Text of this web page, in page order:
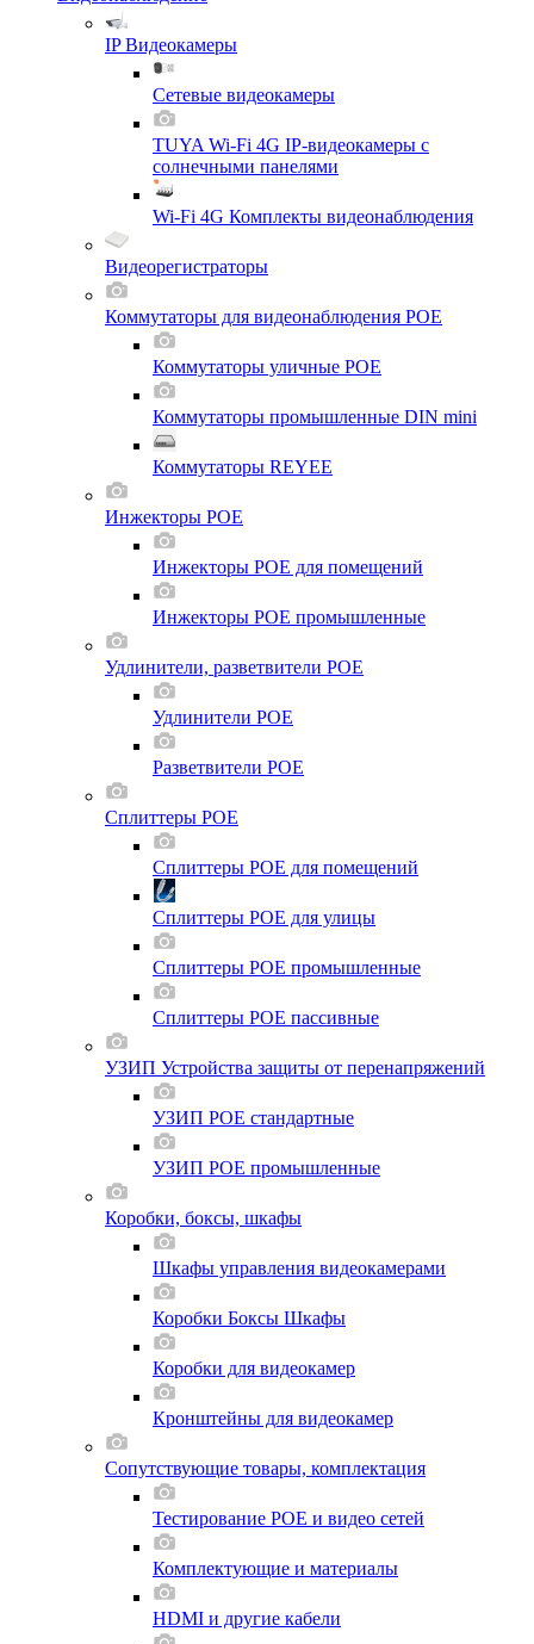
IP Видеокамеры
Сетевые видеокамеры
TUYA Wi-Fi 4G IP-видеокамеры с
солнечными панелями
Wi-Fi 4G Комплекты видеонаблюдения
Видеорегистраторы
Коммутаторы для видеонаблюдения POE
Коммутаторы уличные POE
Коммутаторы промышленные DIN mini
Коммутаторы REYEE
Инжекторы POE
Инжекторы POE для помещений
Инжекторы POE промышленные
Удлинители, разветвители POE
Удлинители POE
Разветвители POE
Сплиттеры POE
Сплиттеры POE для помещений
Сплиттеры POE для улицы
Сплиттеры POE промышленные
Сплиттеры POE пассивные
УЗИП Устройства защиты от перенапряжений
УЗИП POE стандартные
УЗИП POE промышленные
Коробки, боксы, шкафы
Шкафы управления видеокамерами
Коробки Боксы Шкафы
Коробки для видеокамер
Кронштейны для видеокамер
Сопутствующие товары, комплектация
Тестирование POE и видео сетей
Комплектующие и материалы
HDMI и другие кабели